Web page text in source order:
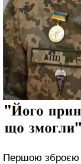
Першою зброєю